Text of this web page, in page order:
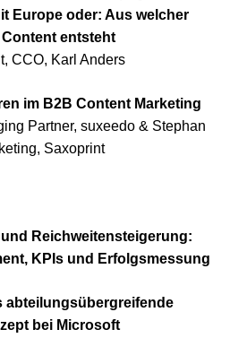
Europe oder: Aus welcher
entsteht
CCO, Karl Anders
im B2B Content Marketing
Partner, suxeedo & Stephan
Saxoprint
Reichweitensteigerung:
KPIs und Erfolgsmessung
abteilungsübergreifende
bei Microsoft